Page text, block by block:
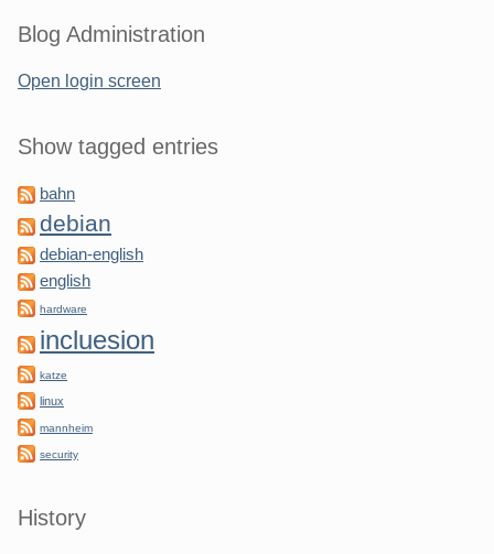
Blog Administration
Open login screen
Show tagged entries
bahn
debian
debian-english
english
hardware
incluesion
katze
linux
mannheim
security
History